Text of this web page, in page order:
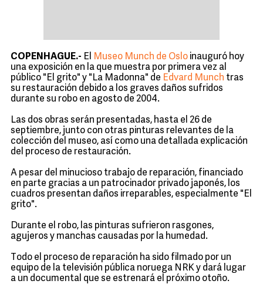
COPENHAGUE.- El Museo Munch de Oslo inauguró hoy
una exposición en la que muestra por primera vez al
público "El grito" y "La Madonna" de Edvard Munch tras
su restauración debido a los graves daños sufridos
durante su robo en agosto de 2004.
Las dos obras serán presentadas, hasta el 26 de
septiembre, junto con otras pinturas relevantes de la
colección del museo, así como una detallada explicación
del proceso de restauración.
A pesar del minucioso trabajo de reparación, financiado
en parte gracias a un patrocinador privado japonés, los
cuadros presentan daños irreparables, especialmente "El
grito".
Durante el robo, las pinturas sufrieron rasgones,
agujeros y manchas causadas por la humedad.
Todo el proceso de reparación ha sido filmado por un
equipo de la televisión pública noruega NRK y dará lugar
a un documental que se estrenará el próximo otoño.